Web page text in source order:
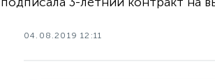
04.08.2019 12:11